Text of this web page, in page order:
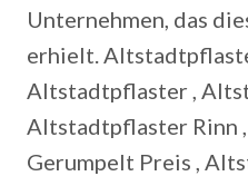
Unternehmen, das
erhielt.
Altstadtpflaster ,
Altstadtpflaster Rinn
Gerumpelt Preis ,